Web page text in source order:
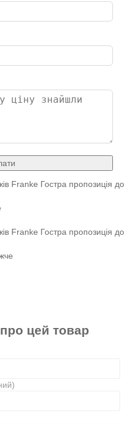
Franke Гостра пропозиція до
Franke Гостра пропозиція до
цей товар